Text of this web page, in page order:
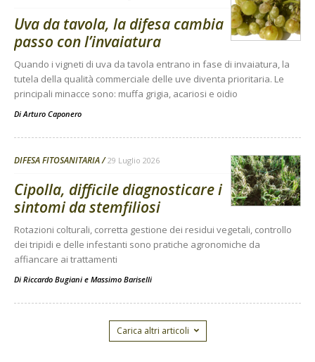
Uva da tavola, la difesa cambia
passo con l’invaiatura
Quando i vigneti di uva da tavola entrano in fase di invaiatura, la
tutela della qualità commerciale delle uve diventa prioritaria. Le
principali minacce sono: muffa grigia, acariosi e oidio
Di Arturo Caponero
DIFESA FITOSANITARIA 29 Luglio 2026
Cipolla, difficile diagnosticare i
sintomi da stemfiliosi
Rotazioni colturali, corretta gestione dei residui vegetali, controllo
dei tripidi e delle infestanti sono pratiche agronomiche da
affiancare ai trattamenti
Di Riccardo Bugiani e Massimo Bariselli
Carica altri articoli